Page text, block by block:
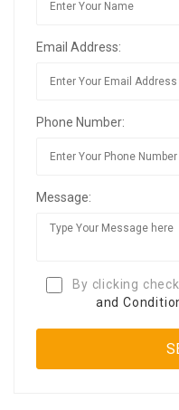
Email Address:
Phone Number:
Message:
By clicking
and